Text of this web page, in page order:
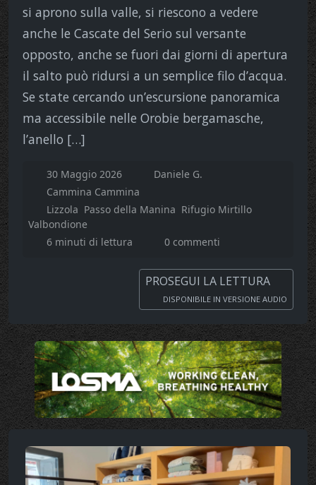
si aprono sulla valle, si riescono a vedere
anche le Cascate del Serio sul versante
opposto, anche se fuori dai giorni di apertura
il salto può ridursi a un semplice filo d’acqua.
Se state cercando un’escursione panoramica
ma accessibile nelle Orobie bergamasche,
l’anello […]
30 Maggio 2026
Daniele G.
Cammina Cammina
Lizzola Passo della Manina Rifugio Mirtillo
Valbondione
6 minuti di lettura
0 commenti
PROSEGUI LA LETTURA
DISPONIBILE IN VERSIONE AUDIO